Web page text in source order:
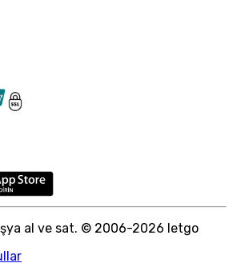
al ve sat. © 2006-2026 letgo